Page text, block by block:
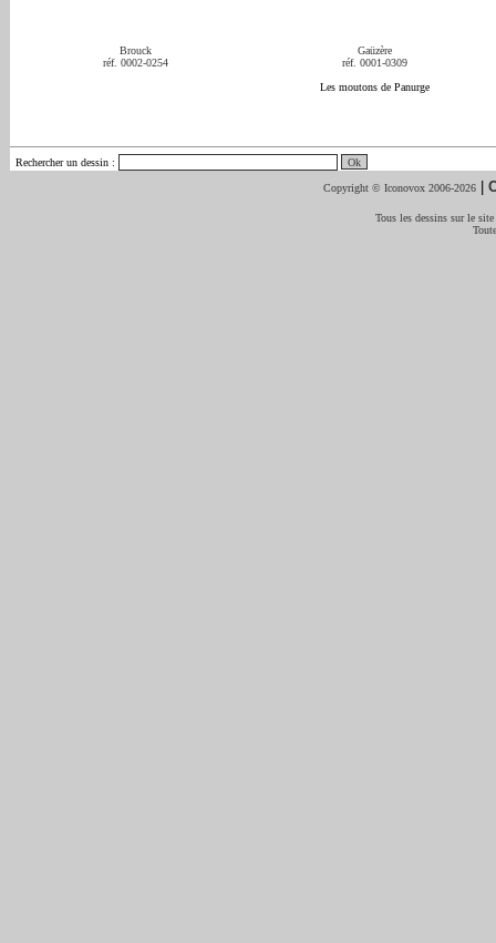
Brouck
réf. 0002-0254
Gaüzère
réf. 0001-0309
Les moutons de Panurge
Rechercher un dessin :
Copyright © Iconovox 2006-2026 |
Tous les dessins sur le